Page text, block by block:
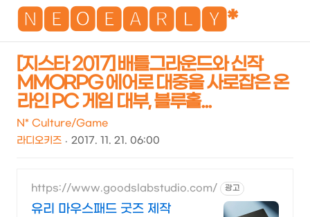
🅽🅴🅾🅴🅰🆁🅻🆈*
검
메
[지스타 2017] 배틀그라운드와 신작
MMORPG 에어로 대중을 사로잡은 온
라인 PC 게임 대부, 블루홀...
N* Culture/Game
라디오키즈
2017. 11. 21. 06:00
https://www.goodslabstudio.com/ 광고
유리 마우스패드 굿즈 제작